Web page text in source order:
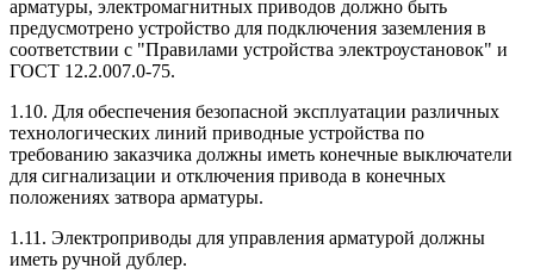
арматуры, электромагнитных приводов должно быть
предусмотрено устройство для подключения заземления в
соответствии с "Правилами устройства электроустановок" и
ГОСТ 12.2.007.0-75.
1.10. Для обеспечения безопасной эксплуатации различных
технологических линий приводные устройства по
требованию заказчика должны иметь конечные выключатели
для сигнализации и отключения привода в конечных
положениях затвора арматуры.
1.11. Электроприводы для управления арматурой должны
иметь ручной дублер.